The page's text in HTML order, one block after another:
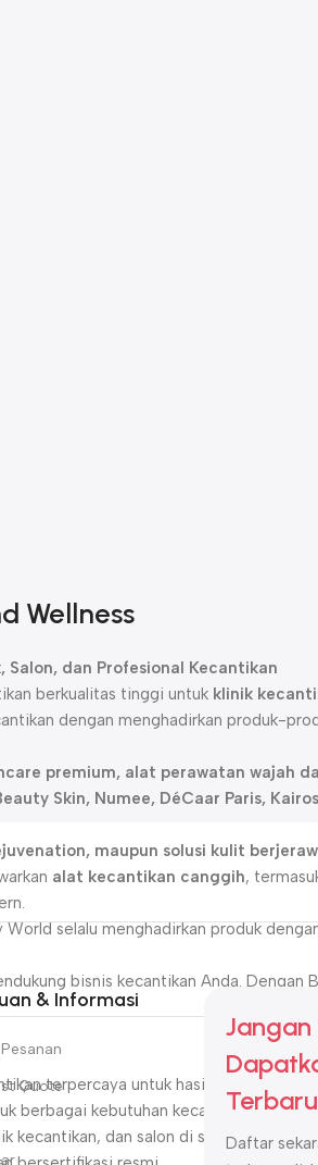
Wellness
dan Profesional Kecantikan
berkualitas tinggi untuk klinik
dengan menghadirkan produk-
premium, alat perawatan wajah
Skin, Numee, DéCaar Paris,
maupun solusi kulit
alat kecantikan canggih,
selalu menghadirkan produk
bisnis kecantikan Anda. Dengan
terpercaya untuk hasil optimal.
berbagai kebutuhan kecantikan.
dan salon di seluruh
& Informasi
Quote
Jangan
Daftar